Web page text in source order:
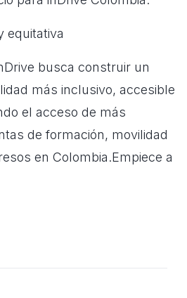
equitativa
busca construir un
más inclusivo, accesible
el acceso de más
de formación, movilidad
en Colombia.Empiece a